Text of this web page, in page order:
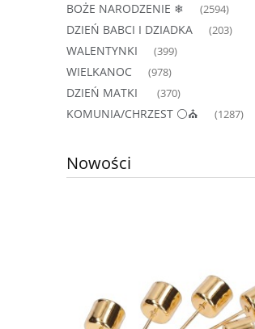
BOŻE NARODZENIE ❄ (2594)
DZIEŃ BABCI I DZIADKA (203)
WALENTYNKI (399)
WIELKANOC (978)
DZIEŃ MATKI (370)
KOMUNIA/CHRZEST ⚪⛪ (1287)
Nowości